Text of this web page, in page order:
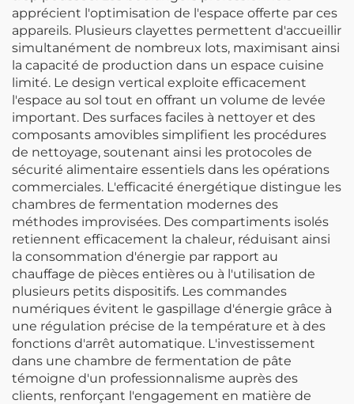
apprécient l'optimisation de l'espace offerte par ces
appareils. Plusieurs clayettes permettent d'accueillir
simultanément de nombreux lots, maximisant ainsi
la capacité de production dans un espace cuisine
limité. Le design vertical exploite efficacement
l'espace au sol tout en offrant un volume de levée
important. Des surfaces faciles à nettoyer et des
composants amovibles simplifient les procédures
de nettoyage, soutenant ainsi les protocoles de
sécurité alimentaire essentiels dans les opérations
commerciales. L'efficacité énergétique distingue les
chambres de fermentation modernes des
méthodes improvisées. Des compartiments isolés
retiennent efficacement la chaleur, réduisant ainsi
la consommation d'énergie par rapport au
chauffage de pièces entières ou à l'utilisation de
plusieurs petits dispositifs. Les commandes
numériques évitent le gaspillage d'énergie grâce à
une régulation précise de la température et à des
fonctions d'arrêt automatique. L'investissement
dans une chambre de fermentation de pâte
témoigne d'un professionnalisme auprès des
clients, renforçant l'engagement en matière de